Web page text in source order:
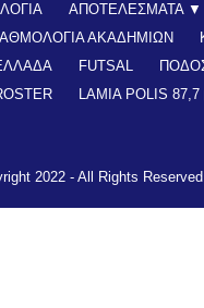
ΑΠΟΤΕΛΕΣΜΑΤΑ ▼
ΑΚΑΔΗΜΙΩΝ
FUTSAL
LAMIA POLIS
2022 - All Rights Reserved